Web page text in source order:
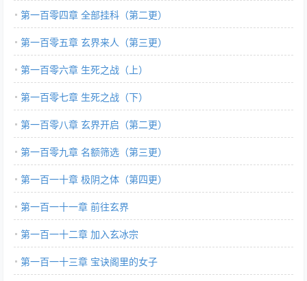
第一百零四章 全部挂科（第二更）
第一百零五章 玄界来人（第三更）
第一百零六章 生死之战（上）
第一百零七章 生死之战（下）
第一百零八章 玄界开启（第二更）
第一百零九章 名额筛选（第三更）
第一百一十章 极阴之体（第四更）
第一百一十一章 前往玄界
第一百一十二章 加入玄冰宗
第一百一十三章 宝诀阁里的女子